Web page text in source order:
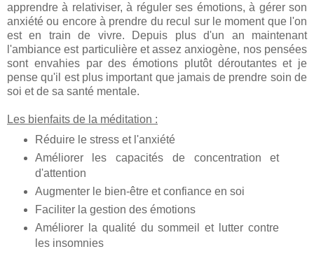
apprendre à relativiser, à réguler ses émotions, à gérer son
anxiété ou encore à prendre du recul sur le moment que l'on
est en train de vivre. Depuis plus d'un an maintenant
l'ambiance est particulière et assez anxiogène, nos pensées
sont envahies par des émotions plutôt déroutantes et je
pense qu'il est plus important que jamais de prendre soin de
soi et de sa santé mentale.
Les bienfaits de la méditation :
Réduire le stress et l'anxiété
Améliorer les capacités de concentration et
d'attention
Augmenter le bien-être et confiance en soi
Faciliter la gestion des émotions
Améliorer la qualité du sommeil et lutter contre
les insomnies